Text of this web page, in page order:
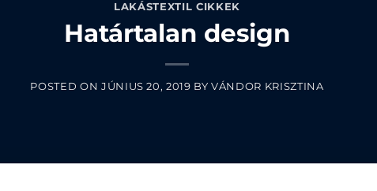
LAKÁSTEXTIL CIKKEK
Határtalan design
POSTED ON JÚNIUS 20, 2019 BYVÁNDOR KRISZTINA